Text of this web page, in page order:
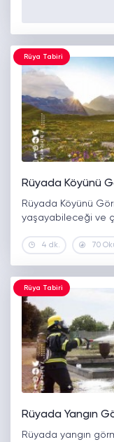
Rüya Tabiri
Rüyada Köyünü
Rüyada Köyünü
yaşayabileceği ve
4 dk. 70
Rüya Tabiri
Rüyada Yangın
Rüyada yangın